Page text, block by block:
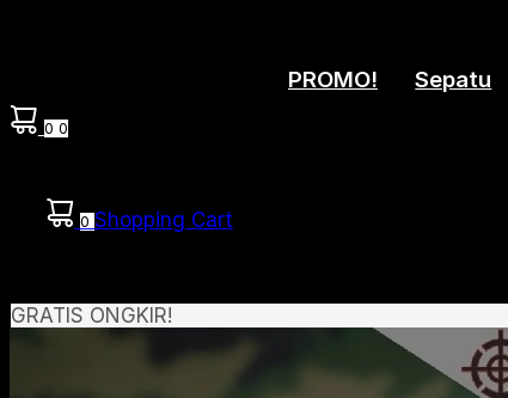
PROMO! Sepatu
0 0
0 Shopping Cart
GRATIS ONGKIR!